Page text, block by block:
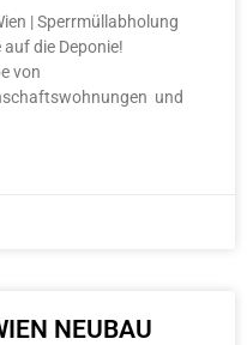
| Sperrmüllabholung
die Deponie!
von
und
NEUBAU